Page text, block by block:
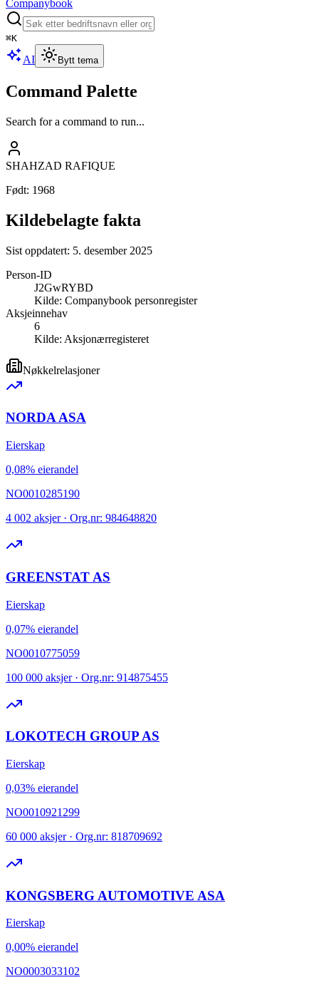
Companybook
⌘K
AI Bytt tema
Command Palette
Search for a command to run...
SHAHZAD RAFIQUE
Født: 1968
Kildebelagte fakta
Sist oppdatert: 5. desember 2025
Person-ID
J2GwRYBD
Kilde: Companybook personregister
Aksjeinnehav
6
Kilde: Aksjonærregisteret
Nøkkelrelasjoner
NORDA ASA
Eierskap
0,08% eierandel
NO0010285190
4 002 aksjer · Org.nr: 984648820
GREENSTAT AS
Eierskap
0,07% eierandel
NO0010775059
100 000 aksjer · Org.nr: 914875455
LOKOTECH GROUP AS
Eierskap
0,03% eierandel
NO0010921299
60 000 aksjer · Org.nr: 818709692
KONGSBERG AUTOMOTIVE ASA
Eierskap
0,00% eierandel
NO0003033102